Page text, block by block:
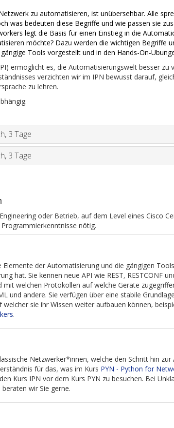
zu automatisieren, ist unübersehbar. Alle
was bedeuten diese Begriffe und wie passen sie
legt die Basis für einen Einstieg in die
möchte? Dazu werden die wichtigen Begriffe
Tools vorgestellt und in den Hands-On-
ermöglicht es, die Automatisierungswelt besser zu
verzichten wir im IPN bewusst darauf,
zu lehren.
3 Tage
3 Tage
oder Betrieb, auf dem Level eines Cisco
nötig.
Elemente der Automatisierung und die gängigen
hat. Sie kennen neue API wie REST, RESTCONF
mit welchen Protokollen auf welche Geräte
und andere. Sie verfügen über eine stabile
sie ihr Wissen weiter aufbauen können,
.
Netzwerker*innen, welche den Schritt hin
für das, was im Kurs PYN - Python for
Kurs IPN vor dem Kurs PYN zu besuchen. Bei
wir Sie gerne.